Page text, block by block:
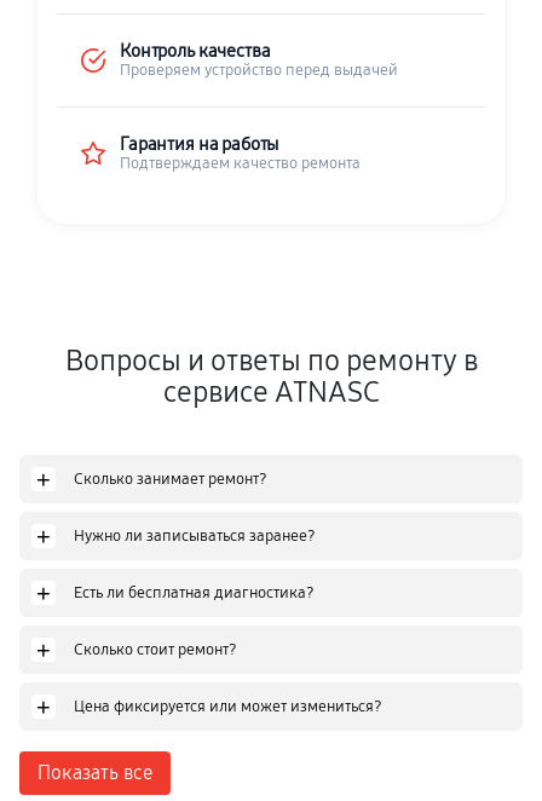
Контроль качества
Проверяем устройство перед выдачей
Гарантия на работы
Подтверждаем качество ремонта
Вопросы и ответы по ремонту в
сервисе ATNASC
+ Сколько занимает ремонт?
+ Нужно ли записываться заранее?
+ Есть ли бесплатная диагностика?
+ Сколько стоит ремонт?
+ Цена фиксируется или может измениться?
Показать все